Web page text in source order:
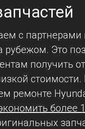
с партнерами
рубежом. Это
получить
ремонте
более